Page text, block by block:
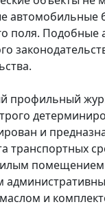
поля.
профильный
и
транспортных
помещением
и